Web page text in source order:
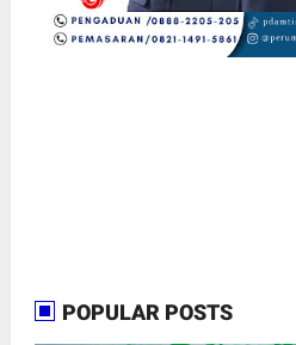
POPULAR POSTS